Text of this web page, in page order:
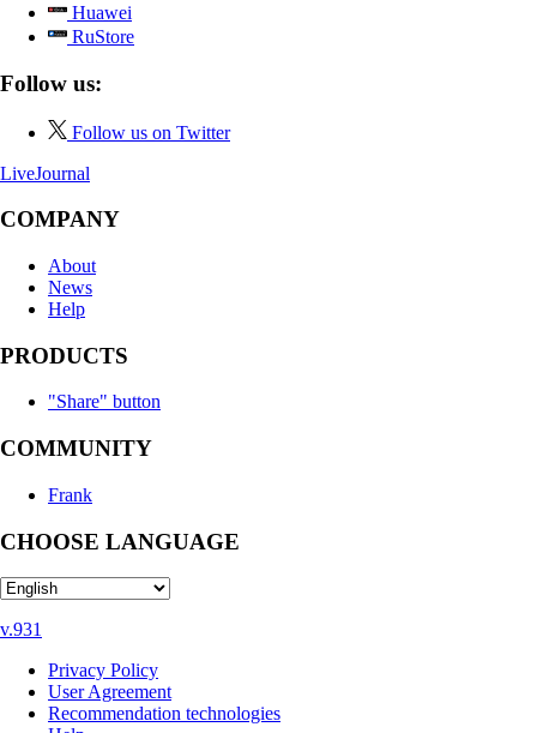
Huawei
RuStore
Follow us:
Follow us on Twitter
LiveJournal
COMPANY
About
News
Help
PRODUCTS
"Share" button
COMMUNITY
Frank
CHOOSE LANGUAGE
v.931
Privacy Policy
User Agreement
Recommendation technologies